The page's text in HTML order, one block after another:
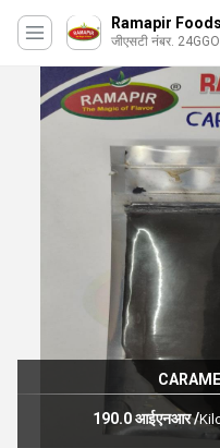
Ramapir Foods
जीएसटी नंबर.
190.0 आईएनआर/